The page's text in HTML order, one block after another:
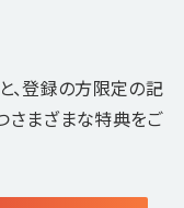
、登録の方限定の記
さまざまな特典をご